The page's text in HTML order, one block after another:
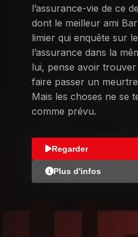
l’assurance-vie de ce
dont le meilleur ami
limier qui enquête sur
l’assurance dans la
lui, pense avoir
faire passer un
Mais les choses ne se
comme prévu.
Regarder
Plus d'infos